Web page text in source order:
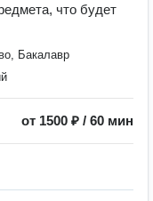
что будет
Бакалавр
от 1500 ₽ / 60 мин